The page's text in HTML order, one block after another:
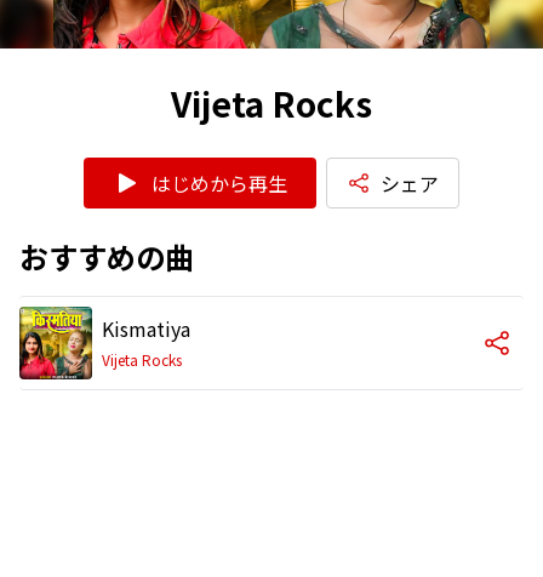
Vijeta Rocks
はじめから再生 シェア
おすすめの曲
Kismatiya
Vijeta Rocks